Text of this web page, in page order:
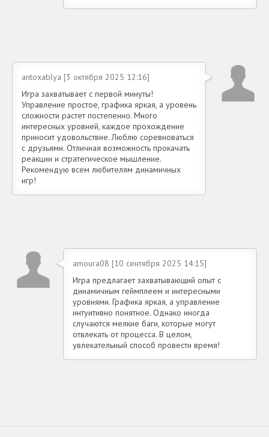
antoxablya [3 октября 2025 12:16]
Игра захватывает с первой минуты!
Управление простое, графика яркая, а уровень
сложности растет постепенно. Много
интересных уровней, каждое прохождение
приносит удовольствие. Люблю соревноваться
с друзьями. Отличная возможность прокачать
реакции и стратегическое мышление.
Рекомендую всем любителям динамичных
игр!
amoura08 [10 сентября 2025 14:15]
Игра предлагает захватывающий опыт с
динамичным геймплеем и интересными
уровнями. Графика яркая, а управление
интуитивно понятное. Однако иногда
случаются мелкие баги, которые могут
отвлекать от процесса. В целом,
увлекательный способ провести время!